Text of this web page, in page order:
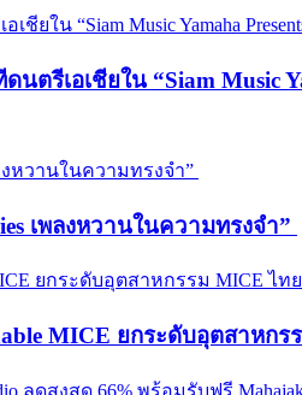
รีเอเชียใน “Siam Music
เพลงหวานในความทรงจำ”
MICE ยกระดับอุตสาหกร